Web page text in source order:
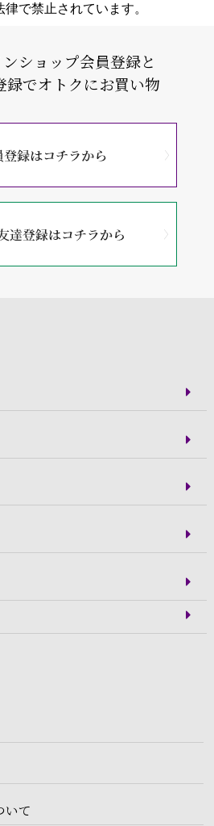
で禁止されています。
ショップ会員登録と
でオトクにお買い物
いて